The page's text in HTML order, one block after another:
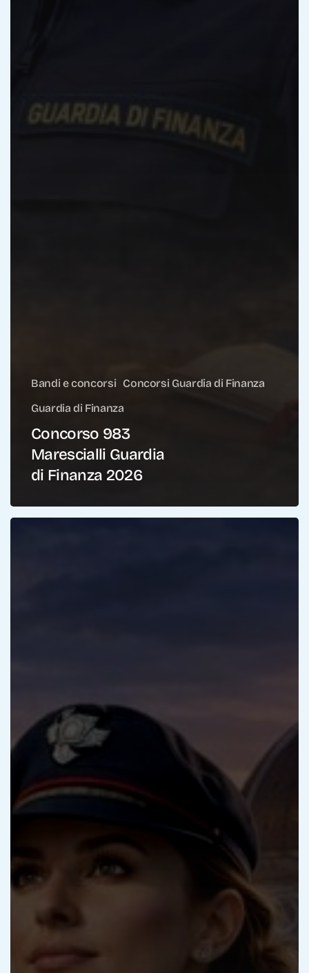
Bandi e concorsi Concorsi Guardia di Finanza
Guardia di Finanza
Concorso 983
Marescialli Guardia
di Finanza 2026